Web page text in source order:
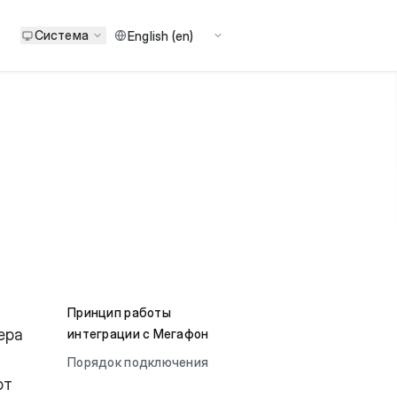
Система
Принцип работы
интеграции с Мегафон
Порядок подключения